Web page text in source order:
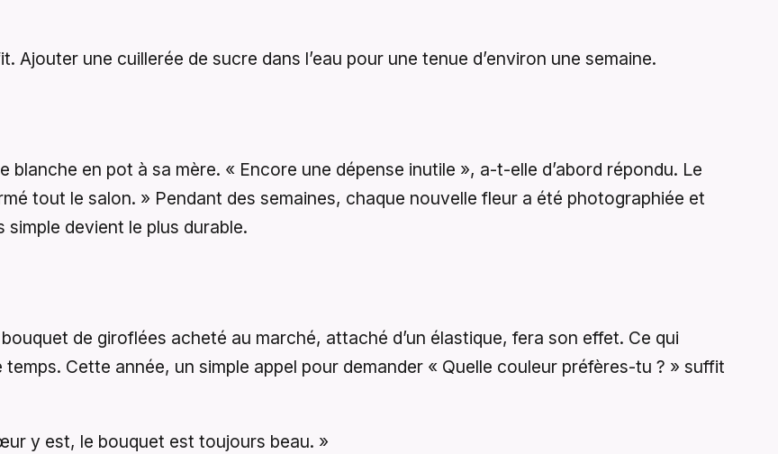
Ajouter une cuillerée de sucre dans l’eau pour une tenue d’environ une semaine.
blanche en pot à sa mère. « Encore une dépense inutile », a-t-elle d’abord répondu. Le
tout le salon. » Pendant des semaines, chaque nouvelle fleur a été photographiée et
devient le plus durable.
de giroflées acheté au marché, attaché d’un élastique, fera son effet. Ce qui
temps. Cette année, un simple appel pour demander « Quelle couleur préfères-tu ? » suffit
y est, le bouquet est toujours beau. »